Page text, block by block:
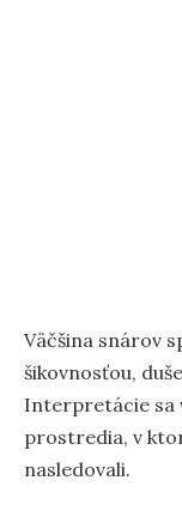
Väčšina snárov
šikovnosťou,
Interpretácie sa
prostredia, v
nasledovali.